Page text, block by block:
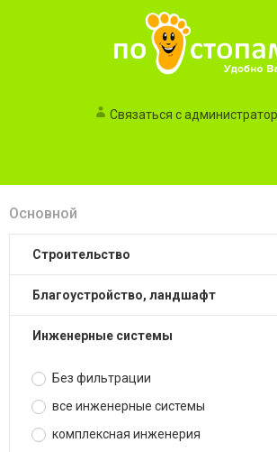
Связаться с
Основной
строительство
благоустройство, ландшафт
инженерные системы
Без фильтрации
все инженерные системы
комплексная инженерия